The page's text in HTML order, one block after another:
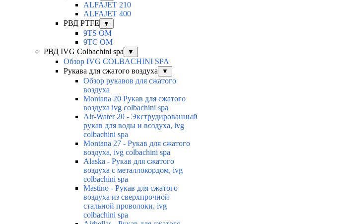
ALFAJET 210
ALFAJET 400
РВД PTFE
▼
9TS OM
9TC OM
РВД IVG Colbachini spa
▼
Обзор IVG COLBACHINI SPA
Рукава для сжатого воздуха
▼
Обзор рукавов для сжатого
воздуха
Montana 20 Рукав для сжатого
воздуха ivg colbachini spa
Air-Water 20 - Экструдированный
рукав для воды и воздуха, ivg
colbachini spa
Montana 27 - Рукав для сжатого
воздуха, ivg colbachini spa
Alaska - Рукав для сжатого
воздуха с металлокордом, ivg
colbachini spa
Mastino - Рукав для сжатого
воздуха из сверхпрочной
стальной проволоки, ivg
colbachini spa